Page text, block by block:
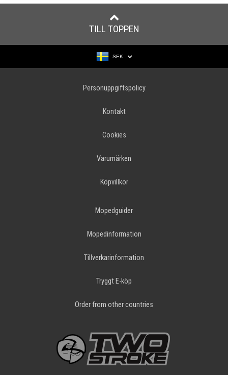
TILL TOPPEN
SEK
Personuppgiftspolicy
Kontakt
Cookies
Varumärken
Köpvillkor
Mopedguider
Mopedinformation
Tillverkarinformation
Tryggt E-köp
Order from other countries